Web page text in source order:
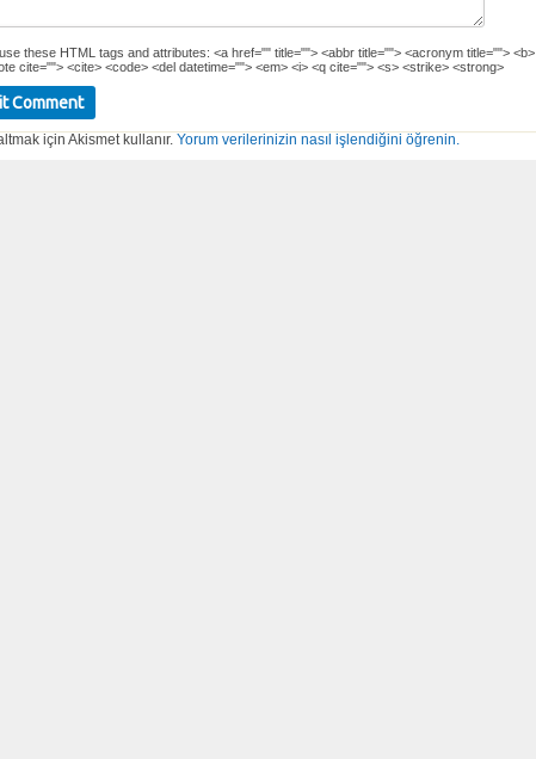
these HTML tags and attributes: <a href="" title=""> <abbr title=""> <acronym title=""> <b>
cite=""> <cite> <code> <del datetime=""> <em> <i> <q cite=""> <s> <strike> <strong>
için Akismet kullanır. Yorum verilerinizin nasıl işlendiğini öğrenin.